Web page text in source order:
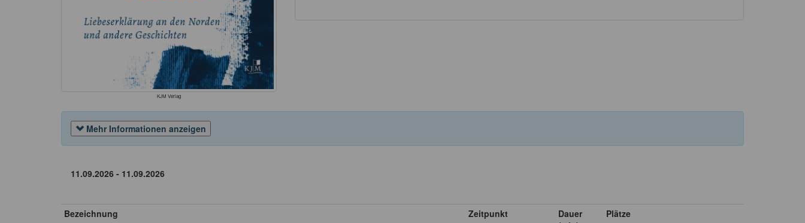
KJM Verlag
Mehr Informationen anzeigen
Bezeichnung Zeitpunkt
Dauer
Plätze